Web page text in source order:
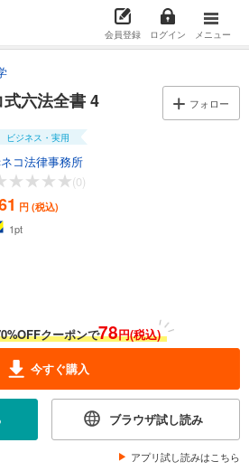
会員登録 ログイン メニュー
六法全書 4 フォロー
ビジネス・実用
コ法律事務所
(0)
円 (税込)
1pt
クーポンで78円(税込)
今すぐ購入
ブラウザ試し読み
アプリ試し読みはこちら